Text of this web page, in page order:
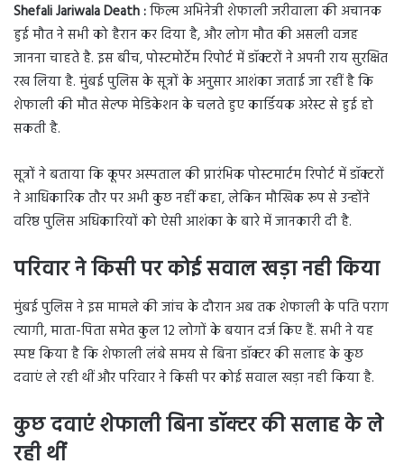
Shefali Jariwala Death :फिल्म अभिनेत्री शेफाली जरीवाला की अचानक
हुई मौत ने सभी को हैरान कर दिया है, और लोग मौत की असली वजह
जानना चाहते है. इस बीच, पोस्टमोर्टेम रिपोर्ट में डॉक्टरों ने अपनी राय सुरक्षित
रख लिया है. मुंबई पुलिस के सूत्रों के अनुसार आशंका जताई जा रहीं है कि
शेफाली की मौत सेल्फ मेडिकेशन के चलते हुए कार्डियक अरेस्ट से हुई हो
सकती है.
सूत्रों ने बताया कि कूपर अस्पताल की प्रारंभिक पोस्टमार्टम रिपोर्ट में डॉक्टरों
ने आधिकारिक तौर पर अभी कुछ नहीं कहा, लेकिन मौखिक रूप से उन्होंने
वरिष्ठ पुलिस अधिकारियों को ऐसी आशंका के बारे में जानकारी दी है.
परिवार ने किसी पर कोई सवाल खड़ा नही किया
मुंबई पुलिस ने इस मामले की जांच के दौरान अब तक शेफाली के पति पराग
त्यागी, माता-पिता समेत कुल 12 लोगों के बयान दर्ज किए हैं. सभी ने यह
स्पष्ट किया है कि शेफाली लंबे समय से बिना डॉक्टर की सलाह के कुछ
दवाएं ले रही थीं और परिवार ने किसी पर कोई सवाल खड़ा नही किया है.
कुछ दवाएं शेफाली बिना डॉक्टर की सलाह के ले
रही थीं